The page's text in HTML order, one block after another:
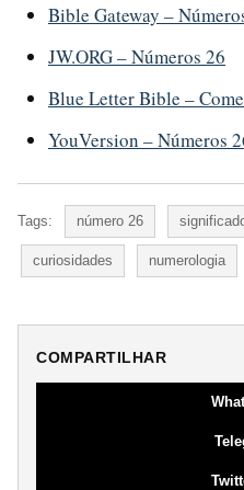
Bible Gateway –
JW.ORG – Números 26
Blue Letter Bible –
YouVersion – Números
Tags: número 26
curiosidades numerologia
COMPARTILHAR